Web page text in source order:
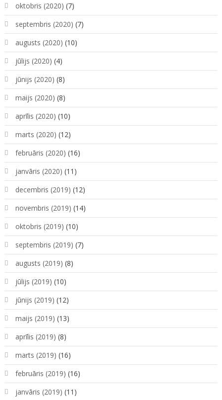
oktobris (2020) (7)
septembris (2020) (7)
augusts (2020) (10)
jūlijs (2020) (4)
jūnijs (2020) (8)
maijs (2020) (8)
aprīlis (2020) (10)
marts (2020) (12)
februāris (2020) (16)
janvāris (2020) (11)
decembris (2019) (12)
novembris (2019) (14)
oktobris (2019) (10)
septembris (2019) (7)
augusts (2019) (8)
jūlijs (2019) (10)
jūnijs (2019) (12)
maijs (2019) (13)
aprīlis (2019) (8)
marts (2019) (16)
februāris (2019) (16)
janvāris (2019) (11)